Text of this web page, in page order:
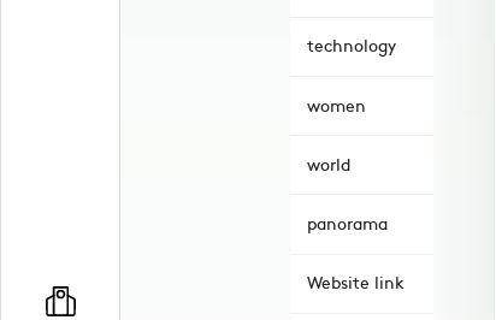
technology
women
world
panorama
Website link